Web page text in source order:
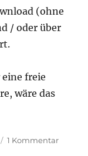
(ohne
/ oder über
eine freie
wäre das
1 Kommentarzu